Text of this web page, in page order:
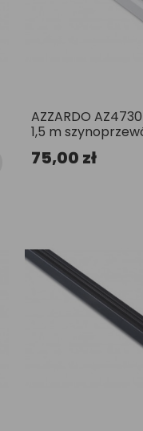
AZZARDO
1,5 m
75,00 zł